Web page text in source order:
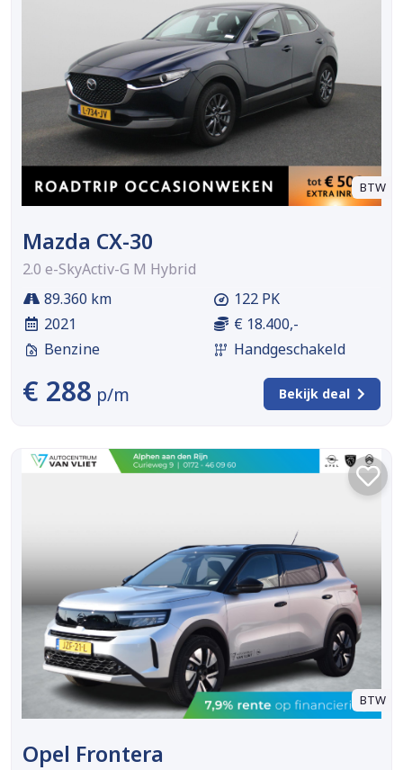
BTW
Mazda CX-30
2.0 e-SkyActiv-G M Hybrid
89.360 km
2021
Benzine
122 PK
€ 18.400,-
Handgeschakeld
€ 288 p/m Bekijk deal
BTW
Opel Frontera